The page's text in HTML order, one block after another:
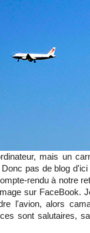
mais un
pas de blog
rendu à notre
sur FaceBook.
l'avion, alors
sont salutaires,